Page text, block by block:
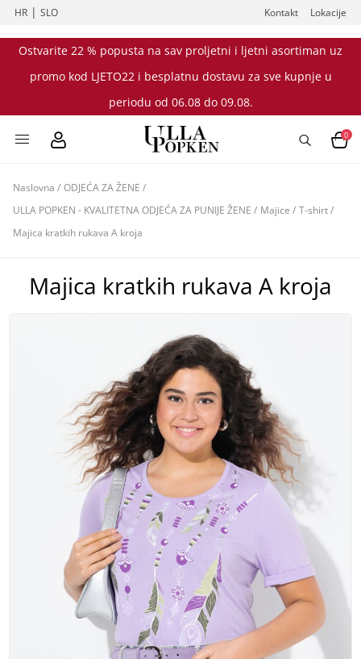
HR |SLO Kontakt Lokacije
Ostvarite 22 % popusta na sav proljetni i ljetni asortiman uz
promo kod LJETO22 i besplatnu dostavu za sve kupnje u
periodu od 06.08 do 09.08.
0
Naslovna / ODJEĆA ZA ŽENE /
ULLA POPKEN - KVALITETNA ODJEĆA ZA PUNIJE ŽENE / Majice / T-shirt/
Majica kratkih rukava A kroja
Majica kratkih rukava A kroja